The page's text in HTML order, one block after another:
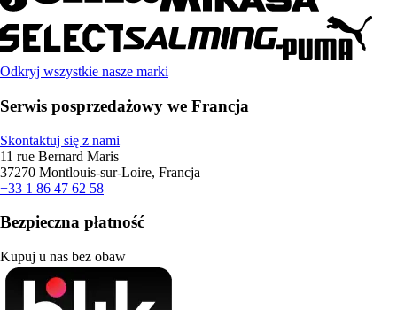
Odkryj wszystkie nasze marki
Serwis posprzedażowy we Francja
Skontaktuj się z nami
11 rue Bernard Maris
37270 Montlouis-sur-Loire, Francja
+33 1 86 47 62 58
Bezpieczna płatność
Kupuj u nas bez obaw